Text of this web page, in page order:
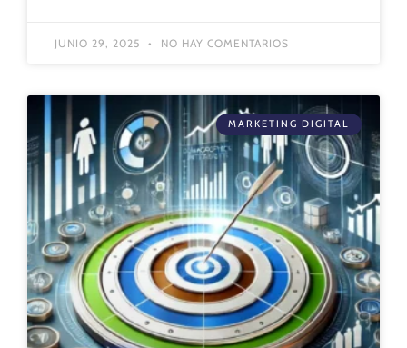
JUNIO 29, 2025 NO HAY COMENTARIOS
MARKETING DIGITAL